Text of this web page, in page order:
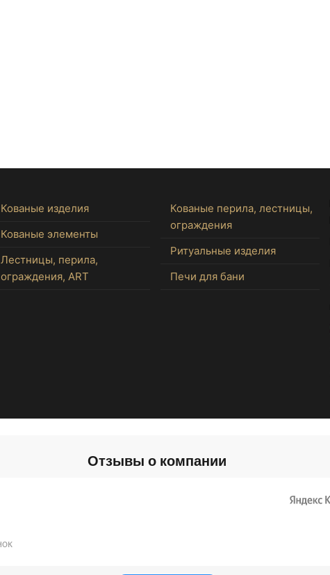
Кованые изделия
Кованые элементы
Лестницы, перила,
ограждения, ART
Кованые перила, лестницы,
ограждения
Ритуальные изделия
Печи для бани
Отзывы о компании